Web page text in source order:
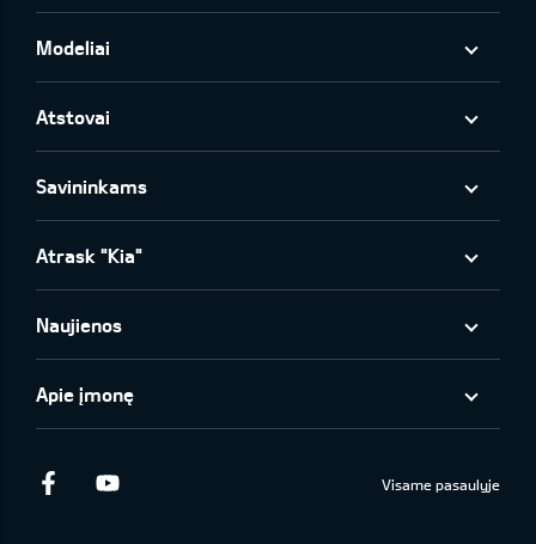
Modeliai
Atstovai
Savininkams
Atrask "Kia"
Naujienos
Apie įmonę
Facebook Visame pasaulyje